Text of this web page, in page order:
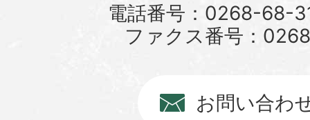
電話番号：0268-68-
ファクス番号：
お問い合わ